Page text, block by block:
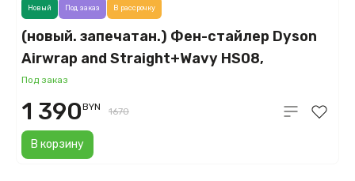
(новый. запечатан.) Фен-стайлер Dyson
Airwrap and Straight+Wavy HS08,
клубнично-бронзовый/розовый румянец
(Strawberry Bronze/Blush Pink)
Под заказ
В корзину
Новый Под заказ В рассрочку
1 390BYN 1670